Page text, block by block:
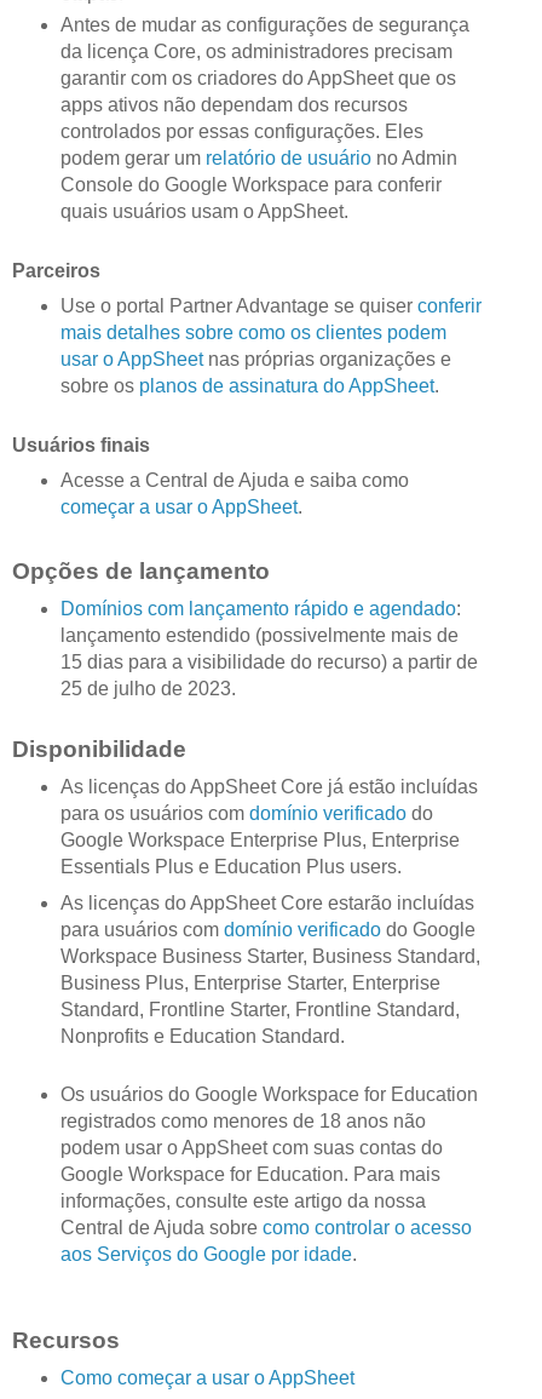
Antes de mudar as configurações de segurança
da licença Core, os administradores precisam
garantir com os criadores do AppSheet que os
apps ativos não dependam dos recursos
controlados por essas configurações. Eles
podem gerar um relatório de usuáriono Admin
Console do Google Workspace para conferir
quais usuários usam o AppSheet.
Parceiros
Use o portal Partner Advantage se quiser conferir
mais detalhes sobre como os clientes podem
usar o AppSheetnas próprias organizações e
sobre os planos de assinatura do AppSheet.
Usuários finais
Acesse a Central de Ajuda e saiba como
começar a usar o AppSheet.
Opções de lançamento
Domínios com lançamento rápido e agendado:
lançamento estendido (possivelmente mais de
15 dias para a visibilidade do recurso) a partir de
25 de julho de 2023.
Disponibilidade
As licenças do AppSheet Core já estão incluídas
para os usuários com domínio verificadodo
Google Workspace Enterprise Plus, Enterprise
Essentials Plus e Education Plus users.
As licenças do AppSheet Core estarão incluídas
para usuários com domínio verificadodo Google
Workspace Business Starter, Business Standard,
Business Plus, Enterprise Starter, Enterprise
Standard, Frontline Starter, Frontline Standard,
Nonprofits e Education Standard.
Os usuários do Google Workspace for Education
registrados como menores de 18 anos não
podem usar o AppSheet com suas contas do
Google Workspace for Education. Para mais
informações, consulte este artigo da nossa
Central de Ajuda sobre como controlar o acesso
aos Serviços do Google por idade.
Recursos
Como começar a usar o AppSheet